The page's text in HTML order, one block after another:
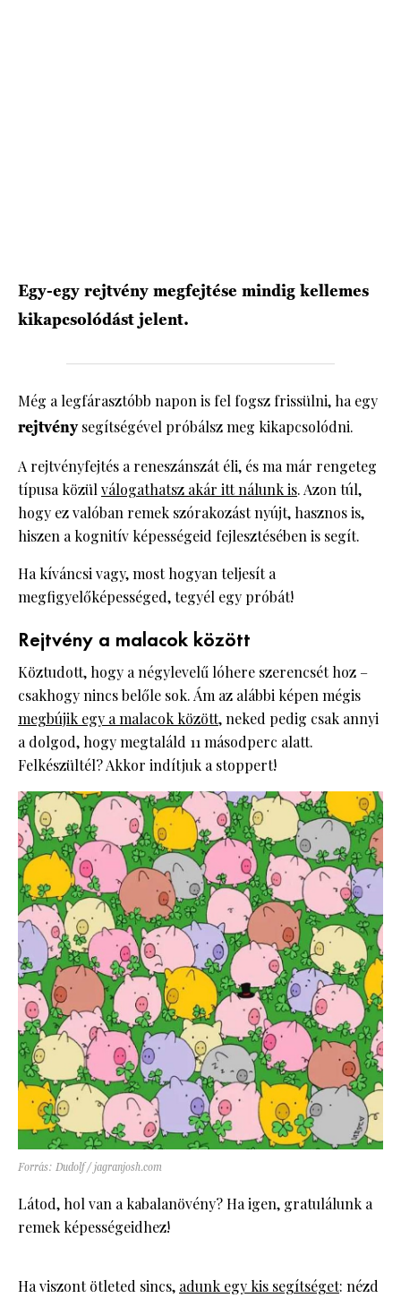
Egy-egy rejtvény megfejtése mindig kellemes
kikapcsolódást jelent.
Még a legfárasztóbb napon is fel fogsz frissülni, ha egy
rejtvénysegítségével próbálsz meg kikapcsolódni.
A rejtvényfejtés a reneszánszát éli, és ma már rengeteg
típusa közülválogathatsz akár itt nálunk is. Azon túl,
hogy ez valóban remek szórakozást nyújt, hasznos is,
hiszen a kognitív képességeid fejlesztésében is segít.
Ha kíváncsi vagy, most hogyan teljesít a
megfigyelőképességed, tegyél egy próbát!
Rejtvény a malacok között
Köztudott, hogy a négylevelű lóhere szerencsét hoz –
csakhogy nincs belőle sok. Ám az alábbi képen mégis
megbújik egy a malacok között, neked pedig csak annyi
a dolgod, hogy megtaláld 11 másodperc alatt.
Felkészültél? Akkor indítjuk a stoppert!
Forrás: Dudolf / jagranjosh.com
Látod, hol van a kabalanövény? Ha igen, gratulálunk a
remek képességeidhez!
Ha viszont ötleted sincs, adunk egy kis segítséget: nézd